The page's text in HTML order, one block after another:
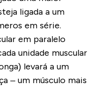
ligada a um
em série.
em paralelo
unidade muscular
levará a um
– um músculo mais